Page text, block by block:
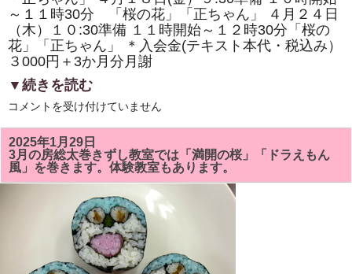
教
室
も
あ
り
す。
～１１時30分 「桜の花」「正ちゃん」 ４月２４日
（木）１０:30準備 １１時開始～１２時30分「桜の
花」「正ちゃん」 ＊入会金(テキスト本代・税込み）
３000円＋3か月分月謝
▼続きを読む
4
の
房
総
太
巻
き
コメントを受け付けていません
2025年1月29日
3月の房総太巻きずし教室では「満開の桜」「ドラえもん
風」を巻きます。体験教室もあります。